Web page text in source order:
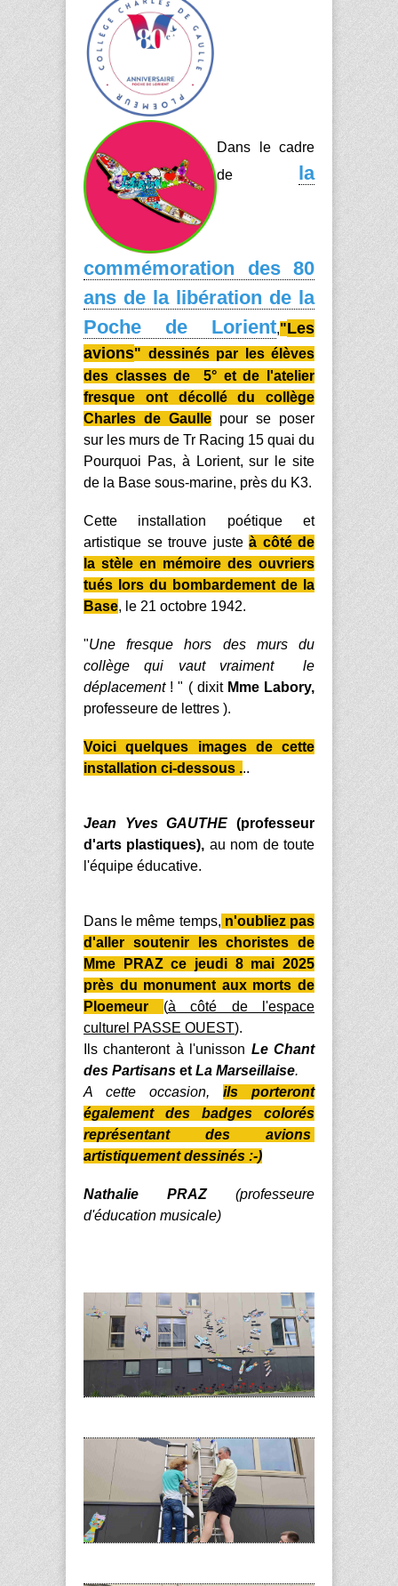
Dans le cadre
de la
commémoration des 80
ans de la libération de la
Poche de Lorient,"Les
avions" dessinés par les élèves
des classes de 5° et de l'atelier
fresque ont décollé du collège
Charles de Gaulle pour se poser
sur les murs de Tr Racing 15 quai du
Pourquoi Pas, à Lorient, sur le site
de la Base sous-marine, près du K3.
Cette installation poétique et
artistique se trouve juste à côté de
la stèle en mémoire des ouvriers
tués lors du bombardement de la
Base, le 21 octobre 1942.
"Une fresque hors des murs du
collège qui vaut vraiment le
déplacement! " ( dixitMme Labory,
professeure de lettres ).
Voici quelques images de cette
installation ci-dessous ...
Jean Yves GAUTHE (professeur
d'arts plastiques), au nom de toute
l'équipe éducative.
Dans le même temps, n'oubliez pas
d'aller soutenir les choristes de
Mme
PRAZce jeudi 8 mai 2025
près du monument aux morts de
Ploemeur
(à côté de l'espace
culturel PASSE OUEST).
Ils chanteront à l'unisson Le Chant
des Partisans et La Marseillaise.
A cette occasion, ils porteront
également des badges colorés
représentant des avions
artistiquement dessinés :-)
Nathalie PRAZ (professeure
d'éducation musicale)